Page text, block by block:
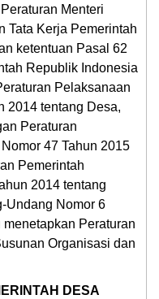
Menteri
Tata Kerja Pemerintah
ketentuan Pasal 62
Republik Indonesia
Pelaksanaan
2014 tentang Desa,
Peraturan
47 Tahun 2015
Pemerintah
2014 tentang
Undang Nomor 6
Peraturan
Organisasi dan
DESA